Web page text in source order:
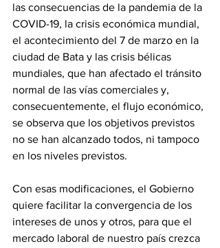
las consecuencias de la pandemia de la
COVID-19, la crisis económica mundial,
el acontecimiento del 7 de marzo en la
ciudad de Bata y las crisis bélicas
mundiales, que han afectado el tránsito
normal de las vías comerciales y,
consecuentemente, el flujo económico,
se observa que los objetivos previstos
no se han alcanzado todos, ni tampoco
en los niveles previstos.
‎Con esas modificaciones, el Gobierno
quiere facilitar la convergencia de los
intereses de unos y otros, para que el
mercado laboral de nuestro país crezca